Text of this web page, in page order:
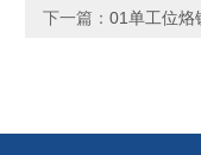
下一篇： 01单工位烙